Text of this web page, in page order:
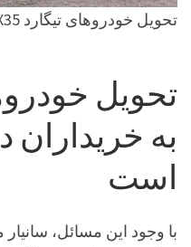
تحویل خودروهای تیگارد X35 به خریداران
به خریداران
است
با وجود این مسائل،